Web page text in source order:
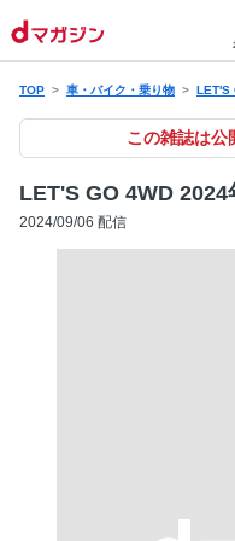
TOP 車・バイク・乗り物 LET'S
この雑誌は公
LET'S GO 4WD 2024
2024/09/06 配信